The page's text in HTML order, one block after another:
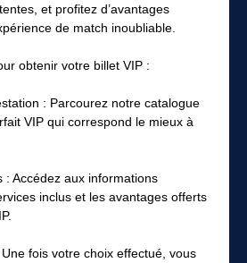
et profitez d’avantages
de match inoubliable.
obtenir votre billet VIP :
: Parcourez notre catalogue
VIP qui correspond le mieux à
: Accédez aux informations
inclus et les avantages offerts
fois votre choix effectué, vous